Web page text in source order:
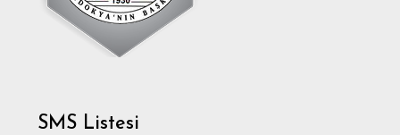
SMS Listesi